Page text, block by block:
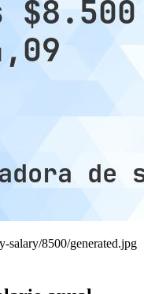
salary/8500/generated.jpg